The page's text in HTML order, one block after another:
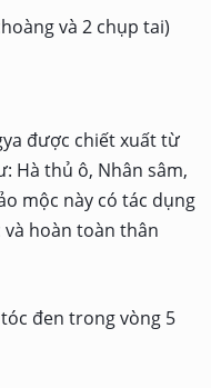
và 2 chụp tai)
được chiết xuất từ
Hà thủ ô, Nhân sâm,
mộc này có tác dụng
hoàn toàn thân
đen trong vòng 5